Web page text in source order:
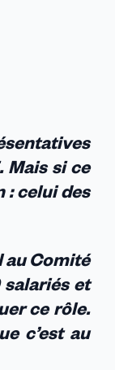
Mais si ce
: celui des
au Comité
et
ce rôle.
c’est au